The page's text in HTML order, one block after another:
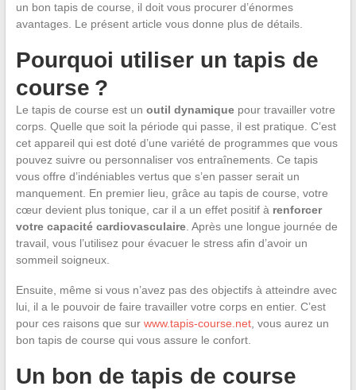
un bon tapis de course, il doit vous procurer d’énormes
avantages. Le présent article vous donne plus de détails.
Pourquoi utiliser un tapis de
course ?
Le tapis de course est un outil dynamiquepour travailler votre
corps. Quelle que soit la période qui passe, il est pratique. C’est
cet appareil qui est doté d’une variété de programmes que vous
pouvez suivre ou personnaliser vos entraînements. Ce tapis
vous offre d’indéniables vertus que s’en passer serait un
manquement. En premier lieu, grâce au tapis de course, votre
cœur devient plus tonique, car il a un effet positif à renforcer
votre capacité cardiovasculaire. Après une longue journée de
travail, vous l’utilisez pour évacuer le stress afin d’avoir un
sommeil soigneux.
Ensuite, même si vous n’avez pas des objectifs à atteindre avec
lui, il a le pouvoir de faire travailler votre corps en entier. C’est
pour ces raisons que sur www.tapis-course.net, vous aurez un
bon tapis de course qui vous assure le confort.
Un bon de tapis de course